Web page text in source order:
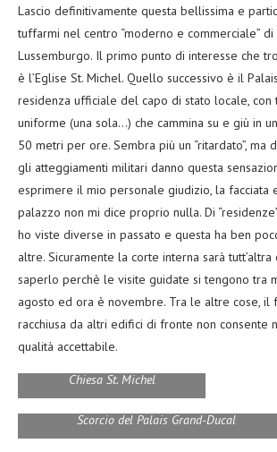
Lascio definitivamente questa bellissima e
tuffarmi nel centro “moderno e commerciale”
Lussemburgo. Il primo punto di interesse che
è l’Eglise St. Michel. Quello successivo è il
residenza ufficiale del capo di stato locale, con
uniforme (una sola…) che cammina su e giù in
50 metri per ore. Sembra più un “ritardato”, ma
gli atteggiamenti militari danno questa
esprimere il mio personale giudizio, la facciata
palazzo non mi dice proprio nulla. Di
ho viste diverse in passato e questa ha ben
altre. Sicuramente la corte interna sarà tutt’altra
saperlo perchè le visite guidate si tengono tra
agosto ed ora è novembre. Tra le altre cose, il
racchiusa da altri edifici di fronte non consente
qualità accettabile.
Chiesa St. Michel
Scorcio del Palais Grand-Ducal